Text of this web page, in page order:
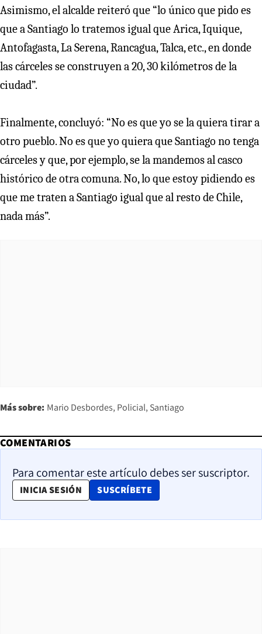
Asimismo, el alcalde reiteró que “lo único que pido es
que a Santiago lo tratemos igual que Arica, Iquique,
Antofagasta, La Serena, Rancagua, Talca, etc., en donde
las cárceles se construyen a 20, 30 kilómetros de la
ciudad”.
Finalmente, concluyó: “No es que yo se la quiera tirar a
otro pueblo. No es que yo quiera que Santiago no tenga
cárceles y que, por ejemplo, se la mandemos al casco
histórico de otra comuna. No, lo que estoy pidiendo es
que me traten a Santiago igual que al resto de Chile,
nada más”.
Más sobre: Mario Desbordes Policial Santiago
COMENTARIOS
Para comentar este artículo debes ser suscriptor.
INICIA SESIÓN SUSCRÍBETE
OPENS IN NEW WINDOW